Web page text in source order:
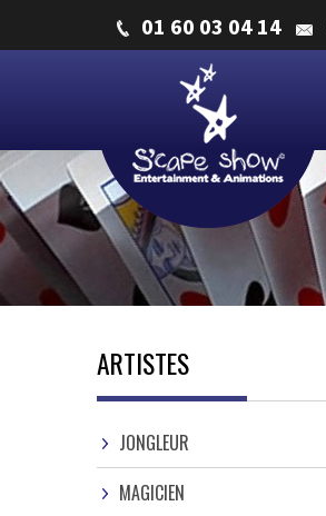
01 60 03 04 14
ARTISTES
JONGLEUR
MAGICIEN